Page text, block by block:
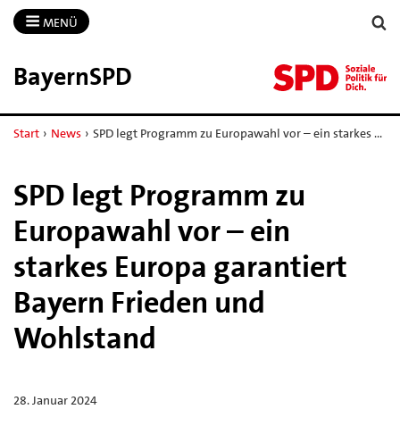
MENÜ
BayernSPD
Start › News › SPD legt Programm zu Europawahl vor – ein starkes …
SPD legt Programm zu
Europawahl vor – ein
starkes Europa garantiert
Bayern Frieden und
Wohlstand
28. Januar 2024